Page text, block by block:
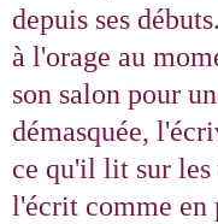
depuis ses
à l'orage au
son salon pour
démasquée,
ce qu'il lit sur les
l'écrit comme en